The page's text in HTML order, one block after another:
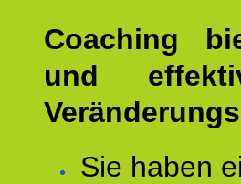
Coaching
und
Sie haben